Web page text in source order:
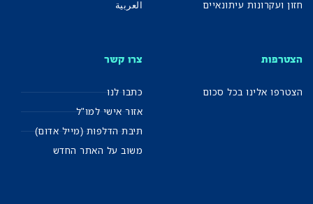
חזון ועקרונות עיתונאיים
العربية
הצטרפות
הצטרפו אלינו בכל סכום
צרו קשר
כתבו לנו
אזור אישי למו"ל
תיבת הדלפות (מייל אדום)
משוב על האתר החדש